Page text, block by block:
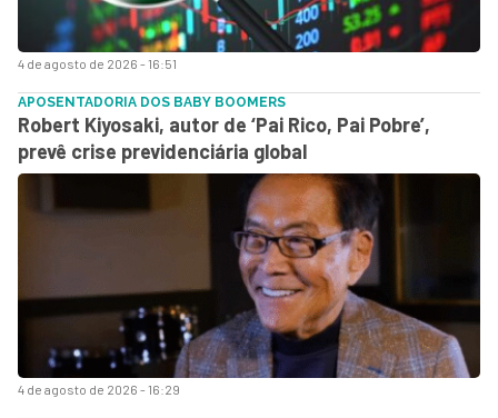
4 de agosto de 2026 - 16:51
4 de agosto de 2026 - 16:29
APOSENTADORIA DOS BABY BOOMERS
Robert Kiyosaki, autor de ‘Pai Rico, Pai Pobre’,
prevê crise previdenciária global